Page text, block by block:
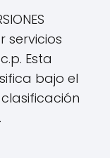
servicios
Esta
bajo el